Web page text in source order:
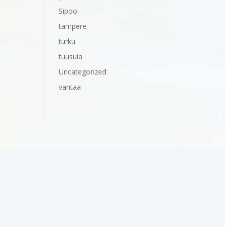
Sipoo
tampere
turku
tuusula
Uncategorized
vantaa